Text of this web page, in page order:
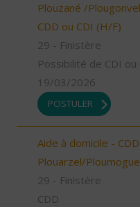
Plouzané /
CDD ou CDI (H/F)
29 - Finistère
Possibilité de CDI ou
19/03/2026
POSTULER
Aide à domicile -
Plouarzel/
29 - Finistère
CDD